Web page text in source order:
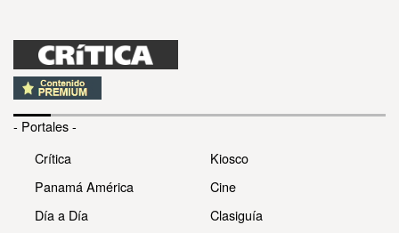
- Portales -
Crítica
Panamá América
Día a Día
Kiosco
Cine
Clasiguía